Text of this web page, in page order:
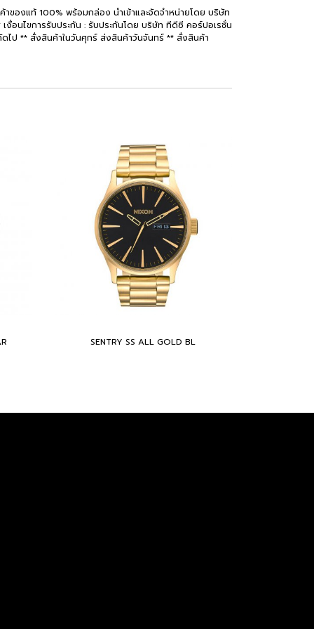
ของแท้ 100% พร้อมกล่อง นำเข้าและจัดจำหน่ายโดย บริษัท
งื่อนไขการรับประกัน : รับประกันโดย บริษัท ทีดีซี คอร์ปอเรชั่น
ไป ** สั่งสินค้าในวันศุกร์ ส่งสินค้าวันจันทร์ ** สั่งสินค้า
SENTRY SS ALL GOLD BL